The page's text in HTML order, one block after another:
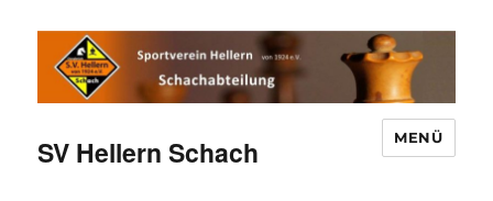
SV Hellern Schach MENÜ